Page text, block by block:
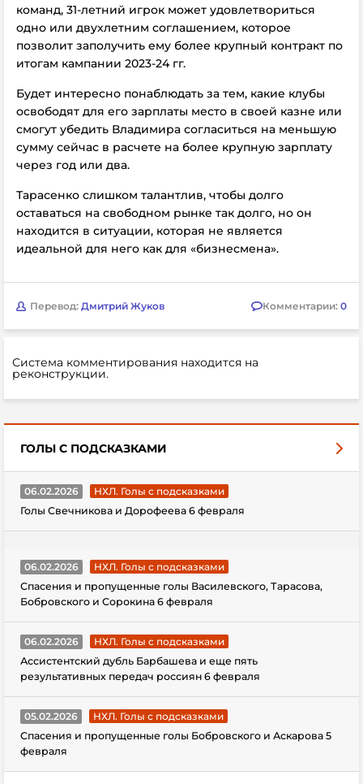
команд, 31-летний игрок может удовлетвориться
одно или двухлетним соглашением, которое
позволит заполучить ему более крупный контракт по
итогам кампании 2023-24 гг.
Будет интересно понаблюдать за тем, какие клубы
освободят для его зарплаты место в своей казне или
смогут убедить Владимира согласиться на меньшую
сумму сейчас в расчете на более крупную зарплату
через год или два.
Тарасенко слишком талантлив, чтобы долго
оставаться на свободном рынке так долго, но он
находится в ситуации, которая не является
идеальной для него как для «бизнесмена».
Перевод: Дмитрий Жуков Комментарии: 0
Система комментирования находится на
реконструкции.
ГОЛЫ С ПОДСКАЗКАМИ
06.02.2026
НХЛ. Голы с подсказками
Голы Свечникова и Дорофеева 6 февраля
06.02.2026
НХЛ. Голы с подсказками
Спасения и пропущенные голы Василевского, Тарасова,
Бобровского и Сорокина 6 февраля
06.02.2026
НХЛ. Голы с подсказками
Ассистентский дубль Барбашева и еще пять
результативных передач россиян 6 февраля
05.02.2026
НХЛ. Голы с подсказками
Спасения и пропущенные голы Бобровского и Аскарова 5
февраля